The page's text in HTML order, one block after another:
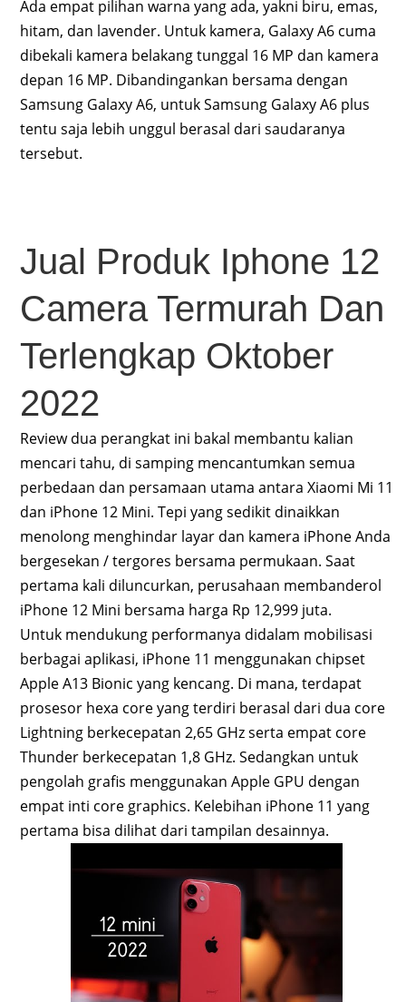
Ada empat pilihan warna yang ada, yakni biru, emas,
hitam, dan lavender. Untuk kamera, Galaxy A6 cuma
dibekali kamera belakang tunggal 16 MP dan kamera
depan 16 MP. Dibandingankan bersama dengan
Samsung Galaxy A6, untuk Samsung Galaxy A6 plus
tentu saja lebih unggul berasal dari saudaranya
tersebut.
Jual Produk Iphone 12
Camera Termurah Dan
Terlengkap Oktober
2022
Review dua perangkat ini bakal membantu kalian
mencari tahu, di samping mencantumkan semua
perbedaan dan persamaan utama antara Xiaomi Mi 11
dan iPhone 12 Mini. Tepi yang sedikit dinaikkan
menolong menghindar layar dan kamera iPhone Anda
bergesekan / tergores bersama permukaan. Saat
pertama kali diluncurkan, perusahaan membanderol
iPhone 12 Mini bersama harga Rp 12,999 juta.
Untuk mendukung performanya didalam mobilisasi
berbagai aplikasi, iPhone 11 menggunakan chipset
Apple A13 Bionic yang kencang. Di mana, terdapat
prosesor hexa core yang terdiri berasal dari dua core
Lightning berkecepatan 2,65 GHz serta empat core
Thunder berkecepatan 1,8 GHz. Sedangkan untuk
pengolah grafis menggunakan Apple GPU dengan
empat inti core graphics. Kelebihan iPhone 11 yang
pertama bisa dilihat dari tampilan desainnya.